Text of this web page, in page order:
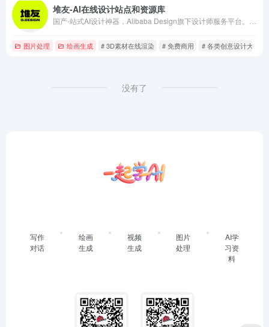
堆友-AI在线设计站点和资源库
图片处理 绘画生成 # 3D素材在线渲染 # 免费商用 # 各类创意设计大赛
没有了
写作
对话
绘画
生成
视频
生成
图片
处理
AI学
习资
料